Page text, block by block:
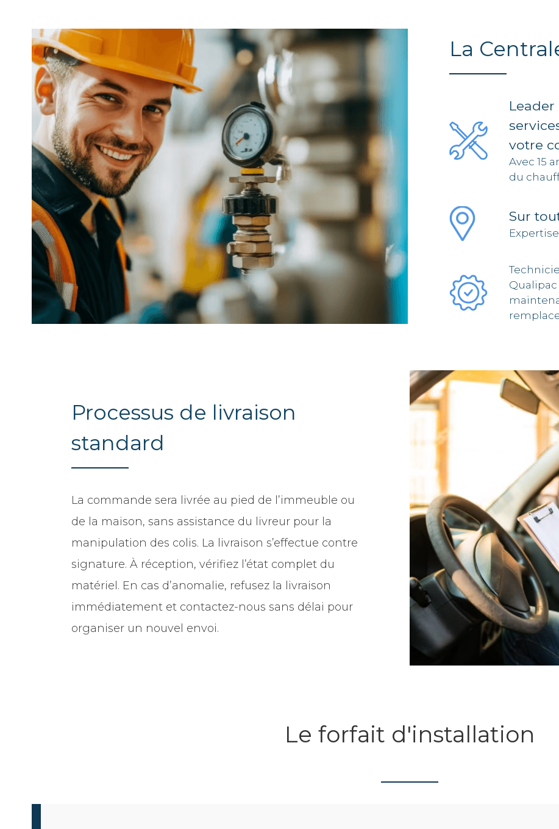
La
votre
Avec 15
du
Sur
Processus de livraison
standard
La commande sera livrée au pied de l’immeuble ou
de la maison, sans assistance du livreur pour la
manipulation des colis. La livraison s’effectue contre
signature. À réception, vérifiez l’état complet du
matériel. En cas d’anomalie, refusez la livraison
immédiatement et contactez-nous sans délai pour
organiser un nouvel envoi.
Le forfait d'installation